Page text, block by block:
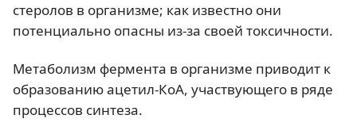
стеролов в организме; как известно они
потенциально опасны из-за своей токсичности.
Метаболизм фермента в организме приводит к
образованию ацетил-КоА, участвующего в ряде
процессов синтеза.